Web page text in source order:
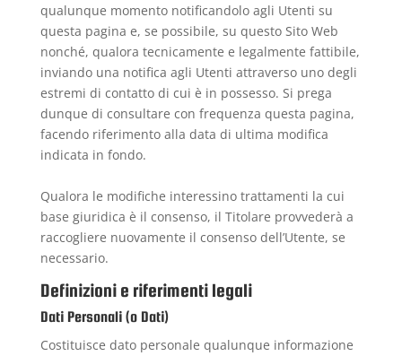
qualunque momento notificandolo agli Utenti su
questa pagina e, se possibile, su questo Sito Web
nonché, qualora tecnicamente e legalmente fattibile,
inviando una notifica agli Utenti attraverso uno degli
estremi di contatto di cui è in possesso. Si prega
dunque di consultare con frequenza questa pagina,
facendo riferimento alla data di ultima modifica
indicata in fondo.
Qualora le modifiche interessino trattamenti la cui
base giuridica è il consenso, il Titolare provvederà a
raccogliere nuovamente il consenso dell’Utente, se
necessario.
Definizioni e riferimenti legali
Dati Personali (o Dati)
Costituisce dato personale qualunque informazione